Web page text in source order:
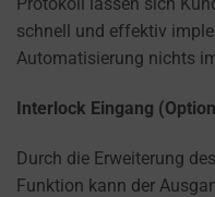
schnell und effektiv
Automatisierung nichts
Interlock Eingang
Durch die Erweiterung
Funktion kann der